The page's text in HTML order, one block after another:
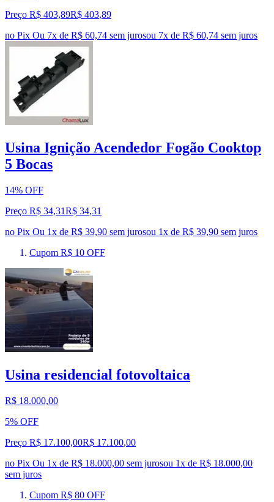
Preço R$ 403,89R$ 403,89
no Pix Ou 7x de R$ 60,74 sem jurosou 7x de R$ 60,74 sem juros
Usina Ignição Acendedor Fogão Cooktop
5 Bocas
14% OFF
Preço R$ 34,31R$ 34,31
no Pix Ou 1x de R$ 39,90 sem jurosou 1x de R$ 39,90 sem juros
Cupom R$ 10 OFF
Usina residencial fotovoltaica
R$ 18.000,00
5% OFF
Preço R$ 17.100,00R$ 17.100,00
no Pix Ou 1x de R$ 18.000,00 sem jurosou 1x de R$ 18.000,00
sem juros
Cupom R$ 80 OFF